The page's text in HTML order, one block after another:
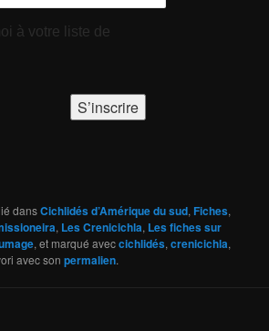
à votre liste de
dansCichlidés d’Amérique du sud,Fiches,
, Les Crenicichla, Les fiches sur
, et marqué aveccichlidés,crenicichla,
avec sonpermalien.